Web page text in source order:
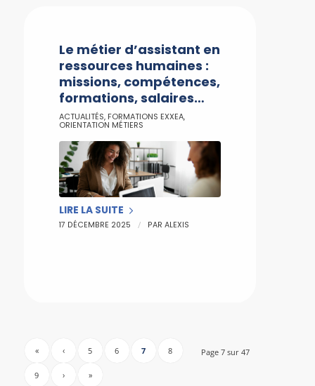
Le métier d’assistant en
ressources humaines :
missions, compétences,
formations, salaires…
ACTUALITÉS, FORMATIONS EXXEA,
ORIENTATION MÉTIERS
LIRE LA SUITE
17 DÉCEMBRE 2025 / PAR ALEXIS
Page 7 sur 47
« ‹ 5 6 7 8
9 › »